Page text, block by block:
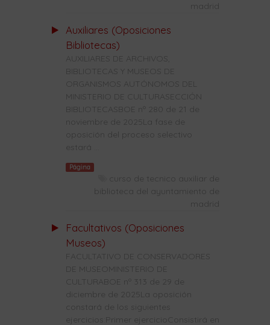
madrid
Auxiliares (Oposiciones
Bibliotecas)
AUXILIARES DE ARCHIVOS,
BIBLIOTECAS Y MUSEOS DE
ORGANISMOS AUTÓNOMOS DEL
MINISTERIO DE CULTURASECCIÓN
BIBLIOTECASBOE nº 280 de 21 de
noviembre de 2025La fase de
oposición del proceso selectivo
estará ...
Página
curso de tecnico auxiliar de
biblioteca del ayuntamiento de
madrid
Facultativos (Oposiciones
Museos)
FACULTATIVO DE CONSERVADORES
DE MUSEOMINISTERIO DE
CULTURABOE nº 313 de 29 de
diciembre de 2025La oposición
constará de los siguientes
ejercicios:Primer ejercicioConsistirá en